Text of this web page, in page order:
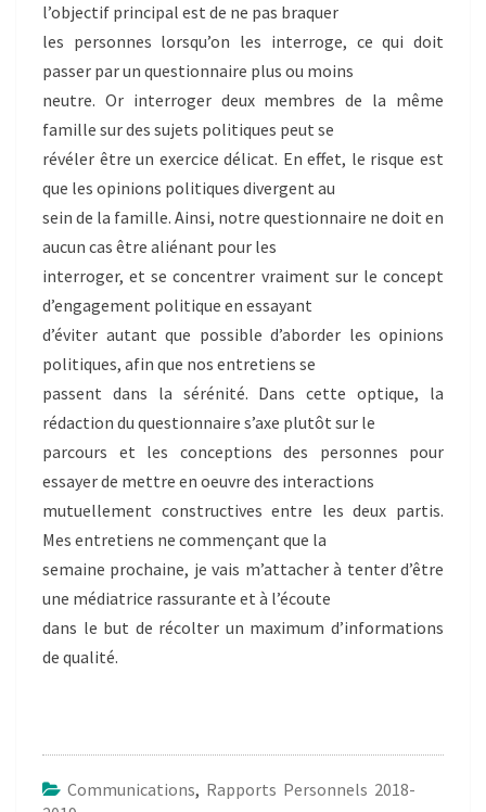
l’objectif principal est de ne pas braquer
les personnes lorsqu’on les interroge, ce qui doit
passer par un questionnaire plus ou moins
neutre. Or interroger deux membres de la même
famille sur des sujets politiques peut se
révéler être un exercice délicat. En effet, le risque est
que les opinions politiques divergent au
sein de la famille. Ainsi, notre questionnaire ne doit en
aucun cas être aliénant pour les
interroger, et se concentrer vraiment sur le concept
d’engagement politique en essayant
d’éviter autant que possible d’aborder les opinions
politiques, afin que nos entretiens se
passent dans la sérénité. Dans cette optique, la
rédaction du questionnaire s’axe plutôt sur le
parcours et les conceptions des personnes pour
essayer de mettre en oeuvre des interactions
mutuellement constructives entre les deux partis.
Mes entretiens ne commençant que la
semaine prochaine, je vais m’attacher à tenter d’être
une médiatrice rassurante et à l’écoute
dans le but de récolter un maximum d’informations
de qualité.
Communications, Rapports Personnels 2018-